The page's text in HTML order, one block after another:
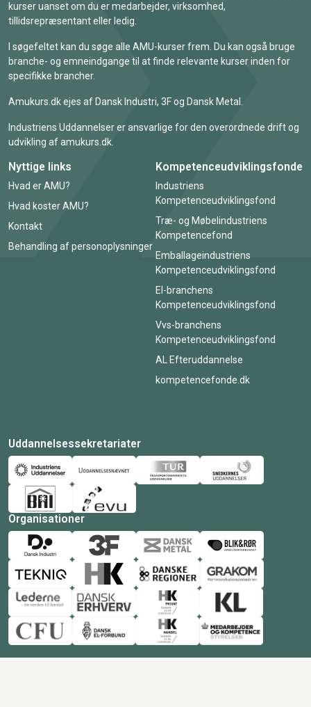
kurser uanset om du er medarbejder, virksomhed,
tillidsrepræsentant eller ledig.
I søgefeltet kan du søge alle AMU-kurser frem. Du kan også bruge
branche- og emneindgange til at finde relevante kurser inden for
specifikke brancher.
Amukurs.dk ejes af Dansk Industri, 3F og Dansk Metal.
Industriens Uddannelser er ansvarlige for den overordnede drift og
udvikling af amukurs.dk.
Nyttige links
Hvad er AMU?
Hvad koster AMU?
Kontakt
Behandling af personoplysninger
Kompetenceudviklingsfonde
Industriens
Kompetenceudviklingsfond
Træ- og Møbelindustriens
Kompetencefond
Emballageindustriens
Kompetenceudviklingsfond
El-branchens
Kompetenceudviklingsfond
Vvs-branchens
Kompetenceudviklingsfond
AL Efteruddannelse
kompetencefonde.dk
Uddannelsessekretariater
Organisationer